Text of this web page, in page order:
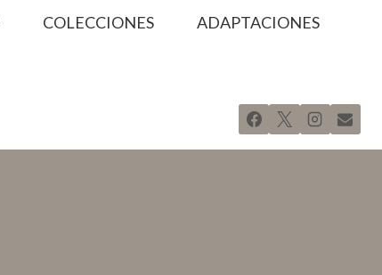
COLECCIONES ADAPTACIONES